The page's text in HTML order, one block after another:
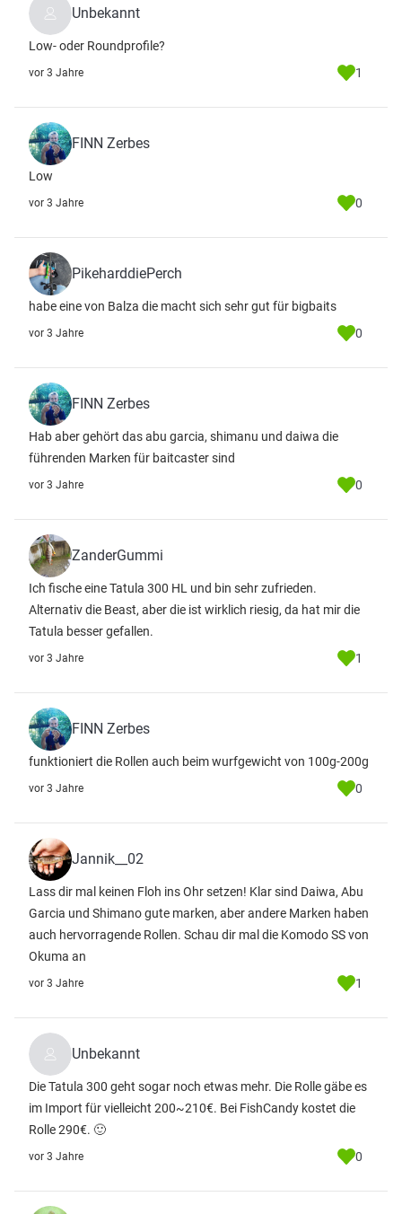
Unbekannt
Low- oder Roundprofile?
vor 3 Jahre 1
FINN Zerbes
Low
vor 3 Jahre 0
PikeharddiePerch
habe eine von Balza die macht sich sehr gut für bigbaits
vor 3 Jahre 0
FINN Zerbes
Hab aber gehört das abu garcia, shimanu und daiwa die
führenden Marken für baitcaster sind
vor 3 Jahre 0
ZanderGummi
Ich fische eine Tatula 300 HL und bin sehr zufrieden.
Alternativ die Beast, aber die ist wirklich riesig, da hat mir die
Tatula besser gefallen.
vor 3 Jahre 1
FINN Zerbes
funktioniert die Rollen auch beim wurfgewicht von 100g-200g
vor 3 Jahre 0
Jannik__02
Lass dir mal keinen Floh ins Ohr setzen! Klar sind Daiwa, Abu
Garcia und Shimano gute marken, aber andere Marken haben
auch hervorragende Rollen. Schau dir mal die Komodo SS von
Okuma an
vor 3 Jahre 1
Unbekannt
Die Tatula 300 geht sogar noch etwas mehr. Die Rolle gäbe es
im Import für vielleicht 200~210€. Bei FishCandy kostet die
Rolle 290€. 🙂
vor 3 Jahre 0